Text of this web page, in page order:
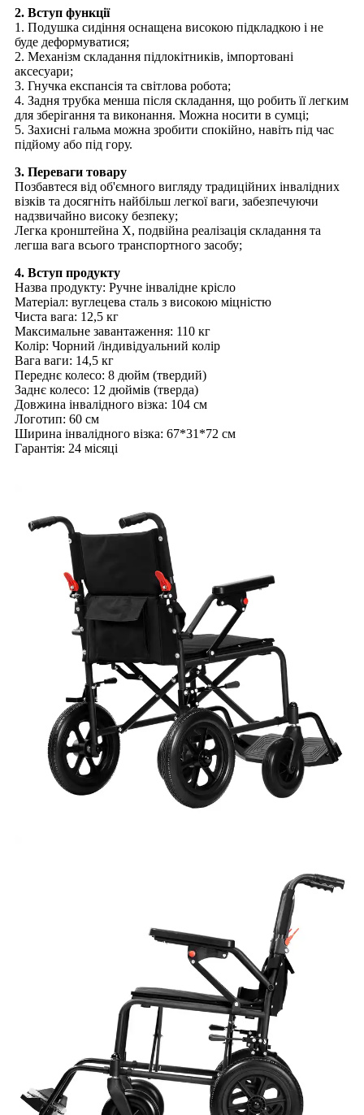
2. Вступ функції
1. Подушка сидіння оснащена високою підкладкою і не
буде деформуватися;
2. Механізм складання підлокітників, імпортовані
аксесуари;
3. Гнучка експансія та світлова робота;
4. Задня трубка менша після складання, що робить її легким
для зберігання та виконання. Можна носити в сумці;
5. Захисні гальма можна зробити спокійно, навіть під час
підйому або під гору.
3. Переваги товару
Позбавтеся від об'ємного вигляду традиційних інвалідних
візків та досягніть найбільш легкої ваги, забезпечуючи
надзвичайно високу безпеку;
Легка кронштейна X, подвійна реалізація складання та
легша вага всього транспортного засобу;
4. Вступ продукту
Назва продукту: Ручне інвалідне крісло
Матеріал: вуглецева сталь з високою міцністю
Чиста вага: 12,5 кг
Максимальне завантаження: 110 кг
Колір: Чорний /індивідуальний колір
Вага ваги: ​​14,5 кг
Переднє колесо: 8 дюйм (твердий)
Заднє колесо: 12 дюймів (тверда)
Довжина інвалідного візка: 104 см
Логотип: 60 см
Ширина інвалідного візка: 67*31*72 см
Гарантія: 24 місяці